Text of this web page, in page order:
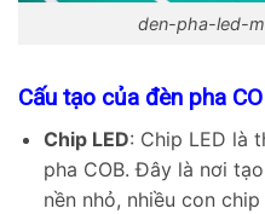
den-pha-led-
Cấu tạo của đèn pha
Chip LED: Chip LED là
pha COB. Đây là nơi
nền nhỏ, nhiều con